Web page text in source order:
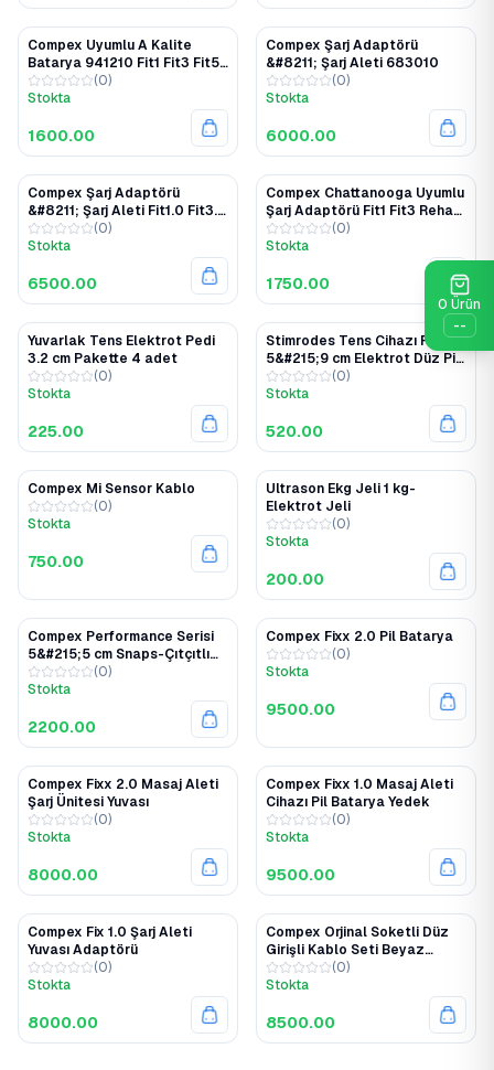
Compex Uyumlu A Kalite
Batarya 941210 Fit1 Fit3 Fit5
SP2 SP4 Rehab Theta Physio
Vitality 1.Sınıf Kaliteli Pil
(0)
Stokta
1600.00
Compex Şarj Adaptörü
&#8211; Şarj Aleti 683010
(0)
Stokta
6000.00
Compex Şarj Adaptörü
&#8211; Şarj Aleti Fit1.0 Fit3.0
SP2 SP4 Energy Vitality
Performance 683020
(0)
Stokta
6500.00
Compex Chattanooga Uyumlu
Şarj Adaptörü Fit1 Fit3 Rehab
Sp2 Sp4 Vitality Physio
(0)
Stokta
1750.00
Yuvarlak Tens Elektrot Pedi
3.2 cm Pakette 4 adet
(0)
Stokta
225.00
Stimrodes Tens Cihazı Pedi
5&#215;9 cm Elektrot Düz Pin
Girişli Soketli
(0)
Stokta
520.00
Compex Mi Sensor Kablo
(0)
Stokta
750.00
Ultrason Ekg Jeli 1 kg-
Elektrot Jeli
(0)
Stokta
200.00
Compex Performance Serisi
5&#215;5 cm Snaps-Çıtçıtlı
Elektrot 8 Adetli Paket
(0)
Stokta
2200.00
Compex Fixx 2.0 Pil Batarya
(0)
Stokta
9500.00
Compex Fixx 2.0 Masaj Aleti
Şarj Ünitesi Yuvası
(0)
Stokta
8000.00
Compex Fixx 1.0 Masaj Aleti
Cihazı Pil Batarya Yedek
(0)
Stokta
9500.00
Compex Fix 1.0 Şarj Aleti
Yuvası Adaptörü
(0)
Stokta
8000.00
Compex Orjinal Soketli Düz
Girişli Kablo Seti Beyaz
601132
(0)
Stokta
8500.00
0 Ürün
--